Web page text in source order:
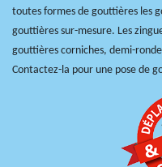
toutes formes de gouttières les
gouttières sur-mesure. Les
gouttières corniches, demi-
Contactez-la pour une pose de